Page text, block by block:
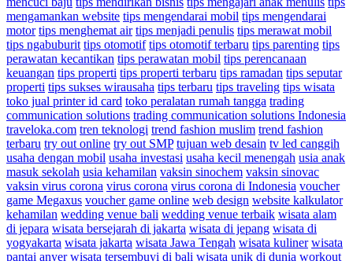
mengamankan website tips mengendarai mobil tips mengendarai
motor tips menghemat air tips menjadi penulis tips merawat mobil
tips ngabuburit tips otomotif tips otomotif terbaru tips parenting tips
perawatan kecantikan tips perawatan mobil tips perencanaan
keuangan tips properti tips properti terbaru tips ramadan tips seputar
properti tips sukses wirausaha tips terbaru tips traveling tips wisata
toko jual printer id card toko peralatan rumah tangga trading
communication solutions trading communication solutions Indonesia
traveloka.com tren teknologi trend fashion muslim trend fashion
terbaru try out online try out SMP tujuan web desain tv led canggih
usaha dengan mobil usaha investasi usaha kecil menengah usia anak
masuk sekolah usia kehamilan vaksin sinochem vaksin sinovac
vaksin virus corona virus corona virus corona di Indonesia voucher
game Megaxus voucher game online web design website kalkulator
kehamilan wedding venue bali wedding venue terbaik wisata alam
di jepara wisata bersejarah di jakarta wisata di jepang wisata di
yogyakarta wisata jakarta wisata Jawa Tengah wisata kuliner wisata
pantai anyer wisata tersembuyi di bali wisata unik di dunia workout